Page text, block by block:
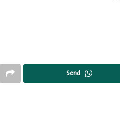
Send